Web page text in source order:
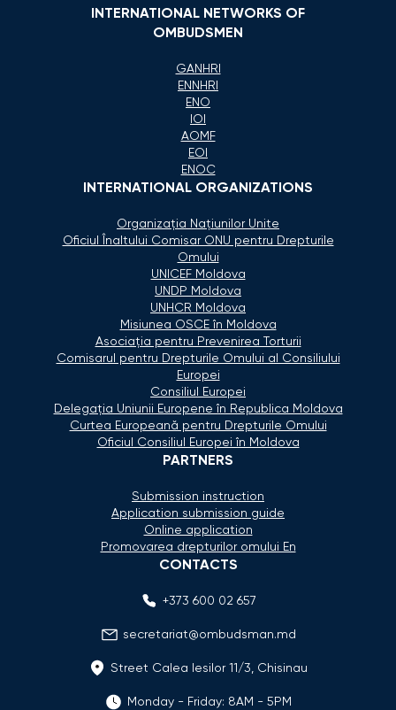
INTERNATIONAL NETWORKS OF
OMBUDSMEN
GANHRI
ENNHRI
ENO
IOI
AOMF
EOI
ENOC
INTERNATIONAL ORGANIZATIONS
Organizaţia Naţiunilor Unite
Oficiul Înaltului Comisar ONU pentru Drepturile
Omului
UNICEF Moldova
UNDP Moldova
UNHCR Moldova
Misiunea OSCE în Moldova
Asociaţia pentru Prevenirea Torturii
Comisarul pentru Drepturile Omului al Consiliului
Europei
Consiliul Europei
Delegaţia Uniunii Europene în Republica Moldova
Curtea Europeană pentru Drepturile Omului
Oficiul Consiliul Europei în Moldova
PARTNERS
Submission instruction
Application submission guide
Online application
Promovarea drepturilor omului En
CONTACTS
+373 600 02 657
secretariat@ombudsman.md
Street Calea Iesilor 11/3, Chisinau
Monday - Friday: 8AM - 5PM